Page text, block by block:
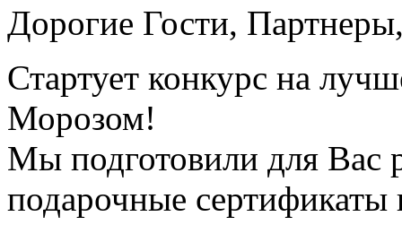
Дорогие Гости,
Стартует конкурс на
Морозом!
Мы подготовили для Вас
подарочные сертификаты